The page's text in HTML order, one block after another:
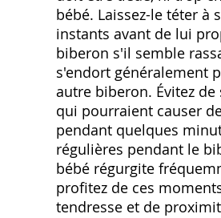
bébé. Laissez-le téter à
instants avant de lui
biberon s'il semble
s'endort généralement
autre biberon. Évitez
qui pourraient causer
pendant quelques
régulières pendant le
bébé régurgite
profitez de ces
tendresse et de